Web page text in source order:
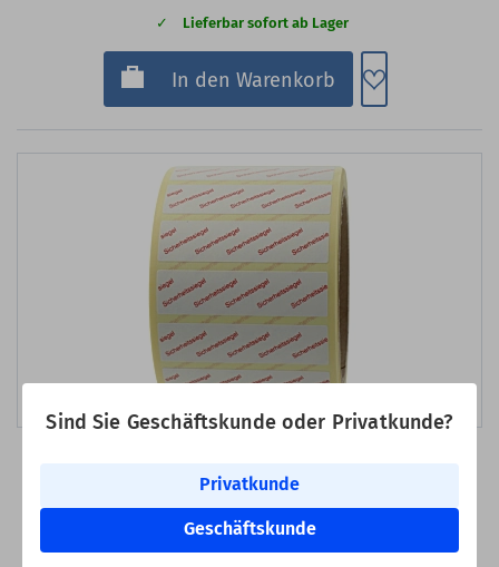
Sind Sie Geschäftskunde oder Privatkunde?
Privatkunde
Geschäftskunde
Lieferbar sofort ab Lager
In den Warenkorb Zum
Siegeletiketten, Papier, 65 x 17 mm
Sicherheitsetiketten, Sicherheitssiegel, Papier, weiß-rot, 65 x 17